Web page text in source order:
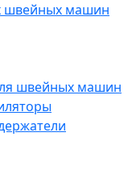
швейных машин
швейных машин